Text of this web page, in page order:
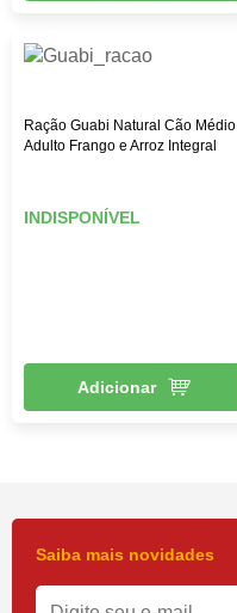
Ração Guabi Natural Cão Médio
Adulto Frango e Arroz Integral
INDISPONÍVEL
Adicionar
Saiba mais novidades